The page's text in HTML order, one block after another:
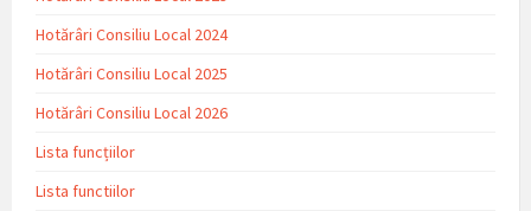
Hotărâri Consiliu Local 2024
Hotărâri Consiliu Local 2025
Hotărâri Consiliu Local 2026
Lista funcțiilor
Lista functiilor